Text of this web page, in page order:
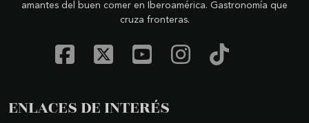
amantes del buen comer en Iberoamérica. Gastronomía que
cruza fronteras.
ENLACES DE INTERÉS